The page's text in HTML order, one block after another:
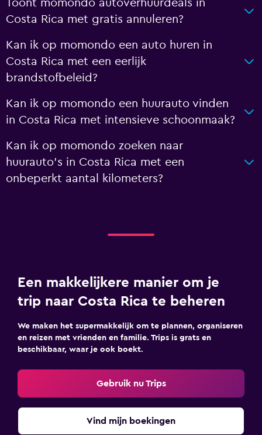
Toont momondo autoverhuurdeals in
Costa Rica met gratis annuleren?
Kan ik op momondo een auto huren in
Costa Rica met een eerlijk
brandstofbeleid?
Kan ik op momondo een huurauto vinden
in Costa Rica met intensieve schoonmaak?
Kan ik op momondo zoeken naar
huurauto's in Costa Rica met een
onbeperkt aantal kilometers?
Een makkelijkere manier om je
trip naar Costa Rica te beheren
We maken het supermakkelijk om te plannen, organiseren
en reizen met vrienden en familie. Trips is grats en
beschikbaar, waar je ook boekt.
Gebruik nu Trips
Vind mijn boekingen